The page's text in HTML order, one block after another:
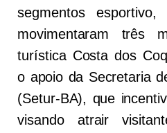
segmentos
movimentaram três
turística Costa dos
o apoio da Secretaria
(Setur-BA), que
visando atrair